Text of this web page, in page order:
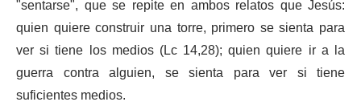
quien quiere construir una torre, primero se sienta para
ver si tiene los medios (Lc 14,28); quien quiere ir a la
guerra contra alguien, se sienta para ver si tiene
suficientes medios.